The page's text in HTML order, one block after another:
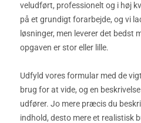
veludført, professionelt og i høj
på et grundigt forarbejde, og vi
løsninger, men leverer det bedst
opgaven er stor eller lille.
Udfyld vores formular med de
brug for at vide, og en
udfører. Jo mere præcis du
indhold, desto mere et realistisk